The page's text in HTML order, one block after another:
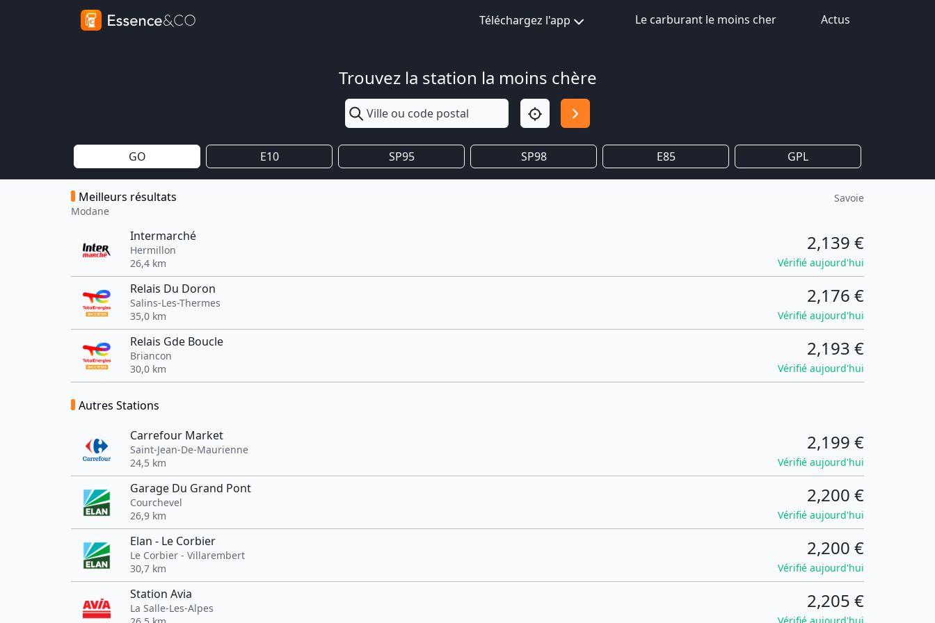
Téléchargez l'app Le carburant le moins cher Actus
Trouvez la station la moins chère
GO E10 SP95 SP98 E85 GPL
Meilleurs résultats
Modane
Savoie
Intermarché
Hermillon
26,4 km
2,139 €
Vérifié aujourd'hui
Relais Du Doron
Salins-Les-Thermes
35,0 km
2,176 €
Vérifié aujourd'hui
Relais Gde Boucle
Briancon
30,0 km
2,193 €
Vérifié aujourd'hui
Autres Stations
Carrefour Market
Saint-Jean-De-Maurienne
24,5 km
2,199 €
Vérifié aujourd'hui
Garage Du Grand Pont
Courchevel
26,9 km
2,200 €
Vérifié aujourd'hui
Elan - Le Corbier
Le Corbier - Villarembert
30,7 km
2,200 €
Vérifié aujourd'hui
Station Avia
La Salle-Les-Alpes
2,205 €